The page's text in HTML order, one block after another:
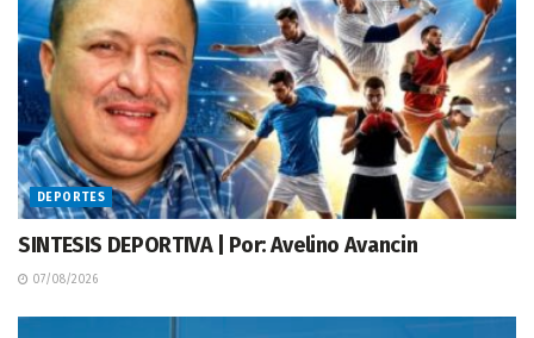
DEPORTES
SINTESIS DEPORTIVA | Por: Avelino Avancin
07/08/2026